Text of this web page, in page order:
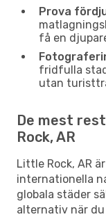
Prova
få en
fridfulla
utan
De mest
Rock, AR
Little Rock, AR
internationella
globala städer
alternativ när du